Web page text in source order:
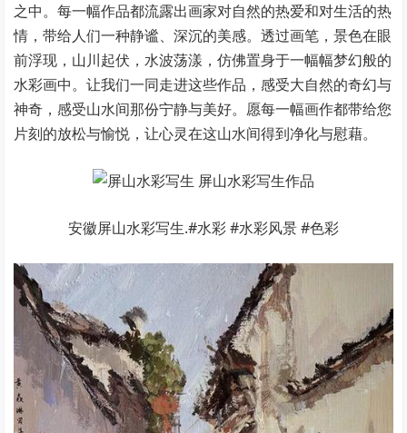
之中。每一幅作品都流露出画家对自然的热爱和对生活的热
情，带给人们一种静谧、深沉的美感。透过画笔，景色在眼
前浮现，山川起伏，水波荡漾，仿佛置身于一幅幅梦幻般的
水彩画中。让我们一同走进这些作品，感受大自然的奇幻与
神奇，感受山水间那份宁静与美好。愿每一幅画作都带给您
片刻的放松与愉悦，让心灵在这山水间得到净化与慰藉。
安徽屏山水彩写生.#水彩 #水彩风景 #色彩